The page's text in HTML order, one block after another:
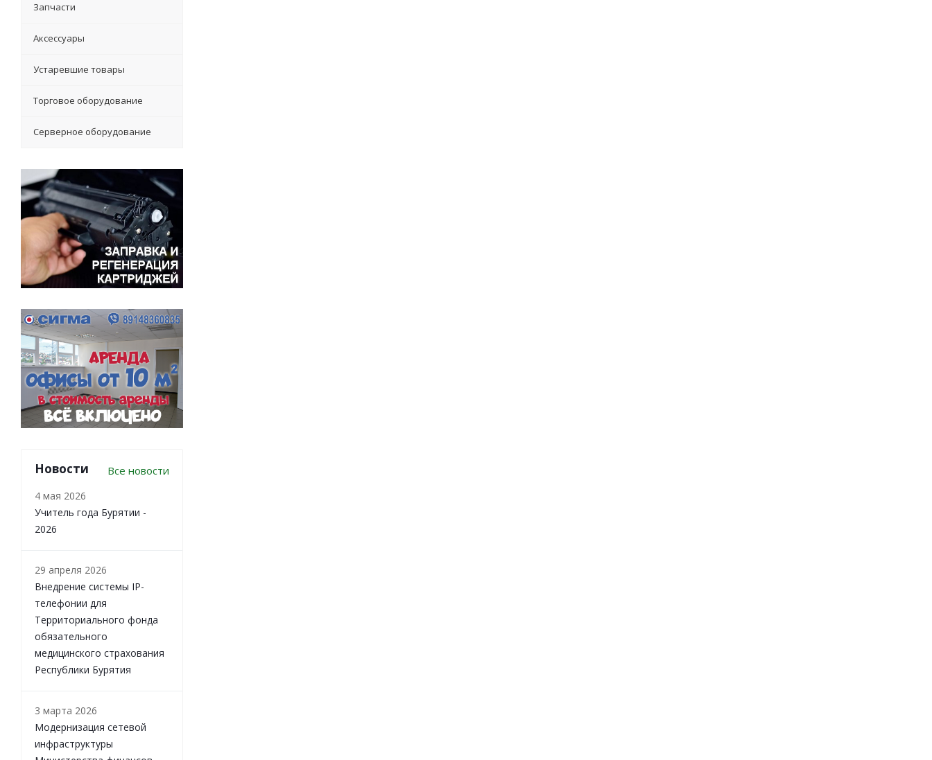
Запчасти
Аксессуары
Устаревшие товары
Торговое оборудование
Серверное оборудование
Новости Все новости
4 мая 2026
Учитель года Бурятии -
2026
29 апреля 2026
Внедрение системы IP-
телефонии для
Территориального фонда
обязательного
медицинского страхования
Республики Бурятия
3 марта 2026
Модернизация сетевой
инфраструктуры